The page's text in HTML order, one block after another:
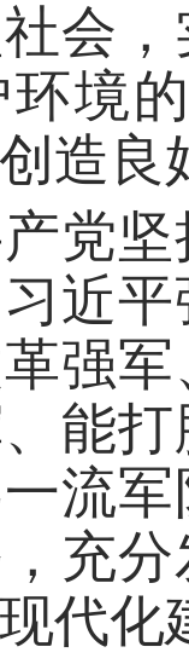
会
境
造良
坚
近
强
能
流
充
代化